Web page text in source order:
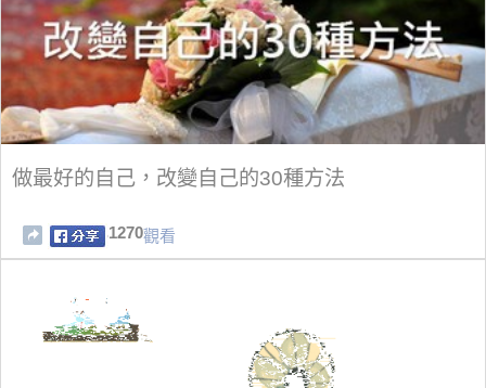
做最好的自己，改變自己的30種方法
1270觀看